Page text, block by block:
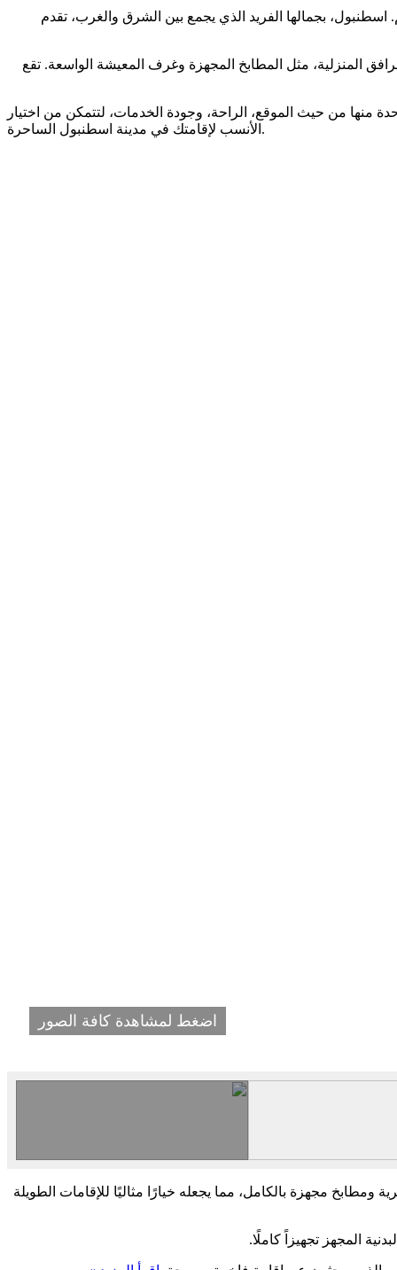
بجمالها الفريد الذي يجمع بين الشرق والغرب، تقدم
المنزلية، مثل المطابخ المجهزة وغرف المعيشة الواسعة. تقع
من حيث الموقع، الراحة، وجودة الخدمات، لتتمكن من اختيار
الأنسب لإقامتك في مدينة اسطنبول الساحرة.
اضغط لمشاهدة كافة الصور
مجهزة بالكامل، مما يجعله خيارًا مثاليًا للإقامات الطويلة
المجهز تجهيزاً كاملًا.